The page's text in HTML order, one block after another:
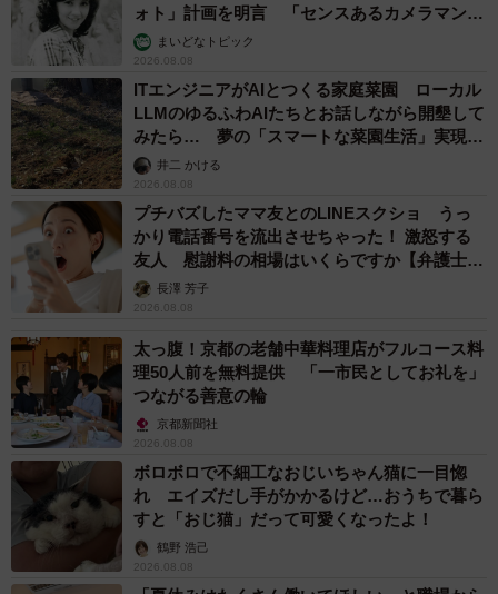
JKから、「可愛い！車やんw」と声をかけられた柴犬、ももちゃん。120
ォト」計画を明言 「センスあるカメラマン求
む」まいどなトピック
2026.08.08
ITエンジニアがAIとつくる家庭菜園 ローカル
LLMのゆるふわAIたちとお話しながら開墾して
みたら… 夢の「スマートな菜園生活」実現な
るか井二 かける
2026.08.08
プチバズしたママ友とのLINEスクショ うっ
かり電話番号を流出させちゃった！ 激怒する
友人 慰謝料の相場はいくらですか【弁護士が
解説】長澤 芳子
2026.08.08
太っ腹！京都の老舗中華料理店がフルコース料
理50人前を無料提供 「一市民としてお礼を」
つながる善意の輪
京都新聞社
2026.08.08
ボロボロで不細工なおじいちゃん猫に一目惚
れ エイズだし手がかかるけど…おうちで暮ら
すと「おじ猫」だって可愛くなったよ！
鶴野 浩己
2026.08.08